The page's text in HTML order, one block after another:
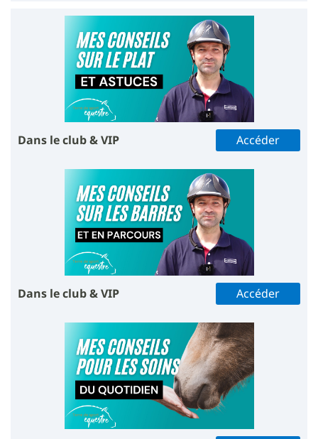
Dans le club & VIP Accéder
Dans le club & VIP Accéder